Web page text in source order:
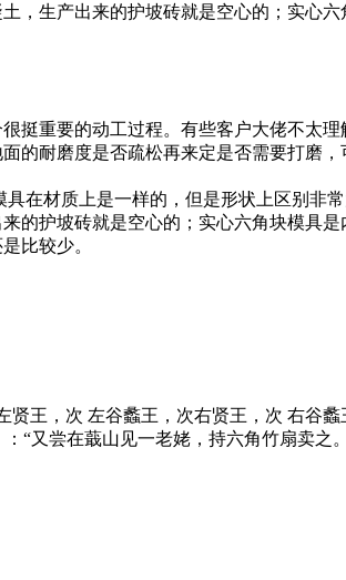
生产出来的护坡砖就是空心的；实心六
挺重要的动工过程。有些客户大佬不太
的耐磨度是否疏松再来定是否需要打磨
在材质上是一样的，但是形状上区别非
来的护坡砖就是空心的；实心六角块模具
比较少。
贤王，次 左谷蠡王，次右贤王，次 右谷
“又尝在蕺山见一老姥，持六角竹扇卖之